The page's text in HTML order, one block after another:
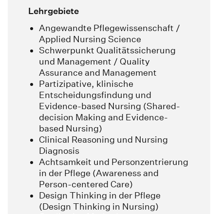
Lehrgebiete
Angewandte Pflegewissenschaft /
Applied Nursing Science
Schwerpunkt Qualitätssicherung
und Management / Quality
Assurance and Management
Partizipative, klinische
Entscheidungsfindung und
Evidence-based Nursing (Shared-
decision Making and Evidence-
based Nursing)
Clinical Reasoning und Nursing
Diagnosis
Achtsamkeit und Personzentrierung
in der Pflege (Awareness and
Person-centered Care)
Design Thinking in der Pflege
(Design Thinking in Nursing)